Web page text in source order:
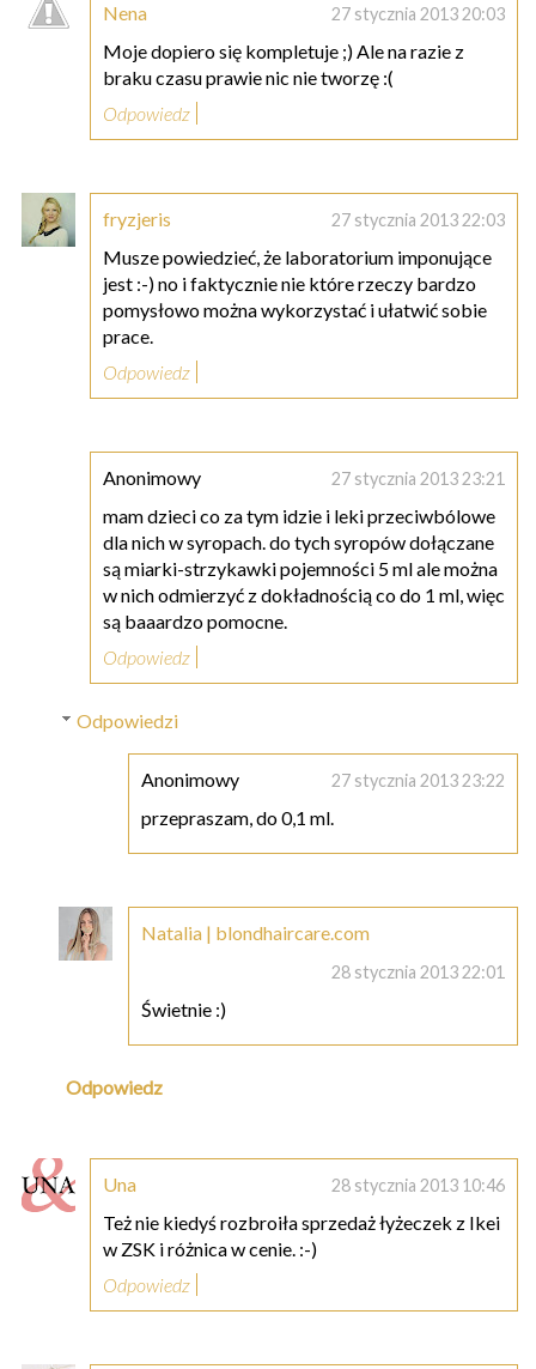
Nena 27 stycznia 2013 20:03
Moje dopiero się kompletuje ;) Ale na razie z
braku czasu prawie nic nie tworzę :(
Odpowiedz
fryzjeris 27 stycznia 2013 22:03
Musze powiedzieć, że laboratorium imponujące
jest :-) no i faktycznie nie które rzeczy bardzo
pomysłowo można wykorzystać i ułatwić sobie
prace.
Odpowiedz
Anonimowy 27 stycznia 2013 23:21
mam dzieci co za tym idzie i leki przeciwbólowe
dla nich w syropach. do tych syropów dołączane
są miarki-strzykawki pojemności 5 ml ale można
w nich odmierzyć z dokładnością co do 1 ml, więc
są baaardzo pomocne.
Odpowiedz
Odpowiedzi
Anonimowy 27 stycznia 2013 23:22
przepraszam, do 0,1 ml.
Natalia | blondhaircare.com
28 stycznia 2013 22:01
Świetnie :)
Odpowiedz
Una 28 stycznia 2013 10:46
Też nie kiedyś rozbroiła sprzedaż łyżeczek z Ikei
w ZSK i różnica w cenie. :-)
Odpowiedz